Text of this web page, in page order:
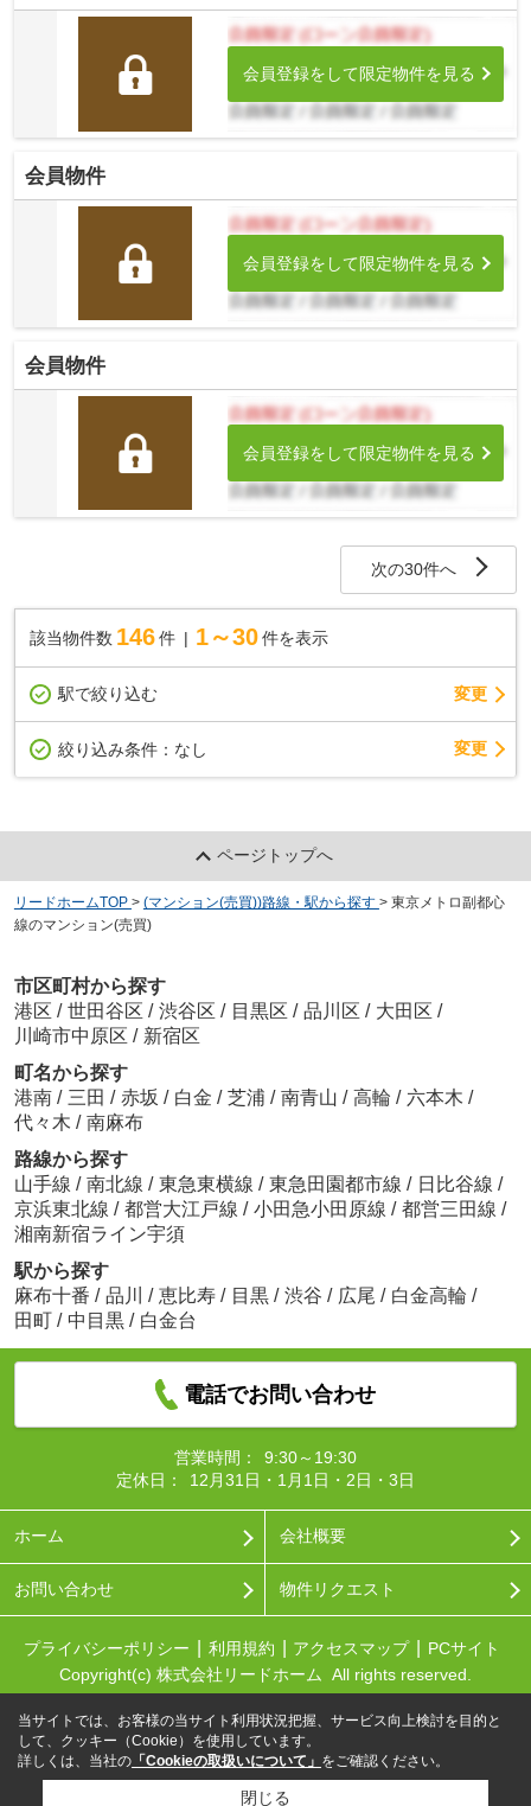
会員登録をして限定物件を見る
会員物件
会員登録をして限定物件を見る
会員物件
会員登録をして限定物件を見る
次の30件へ
該当物件数 146件 1～30 件を表示
駅で絞り込む 変更
絞り込み条件： なし 変更
ページトップへ
リードホームTOP > (マンション(売買))路線・駅から探す > 東京メトロ副都心
線のマンション(売買)
市区町村から探す
港区 / 世田谷区 / 渋谷区 / 目黒区 / 品川区 / 大田区 /
川崎市中原区 / 新宿区
町名から探す
港南 / 三田 / 赤坂 / 白金 / 芝浦 / 南青山 / 高輪 / 六本木 /
代々木 / 南麻布
路線から探す
山手線 / 南北線 / 東急東横線 / 東急田園都市線 / 日比谷線 /
京浜東北線 / 都営大江戸線 / 小田急小田原線 / 都営三田線 /
湘南新宿ライン宇須
駅から探す
麻布十番 / 品川 / 恵比寿 / 目黒 / 渋谷 / 広尾 / 白金高輪 /
田町 / 中目黒 / 白金台
電話でお問い合わせ
営業時間：
9:30～19:30
定休日：
12月31日・1月1日・2日・3日
ホーム 会社概要
お問い合わせ 物件リクエスト
プライバシーポリシー 利用規約 アクセスマップ
PCサイト
Copyright(c) 株式会社リードホーム All rights reserved.
当サイトでは、お客様の当サイト利用状況把握、サービス向上検討を目的と
して、クッキー（Cookie）を使用しています。
詳しくは、当社の 「Cookieの取扱いについて」 をご確認ください。
閉じる